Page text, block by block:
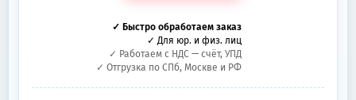
✓ Быстро обработаем заказ
✓ Для юр. и физ. лиц
✓ Работаем с НДС — счёт, УПД
✓ Отгрузка по СПб, Москве и РФ